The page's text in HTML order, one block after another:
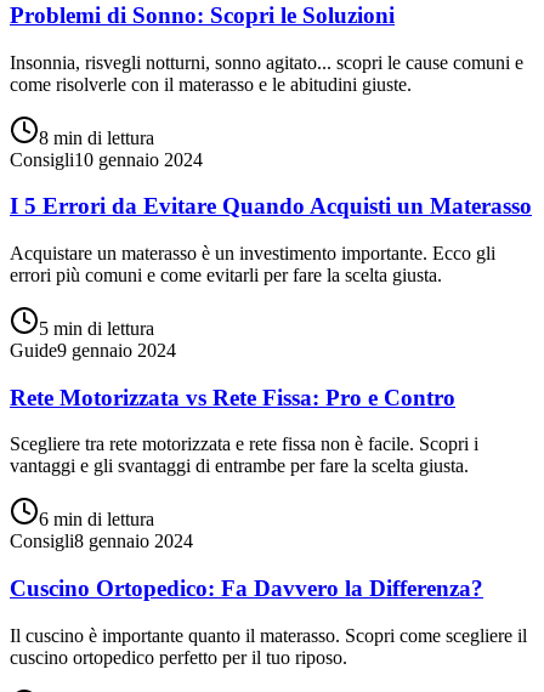
Problemi di Sonno: Scopri le Soluzioni
Insonnia, risvegli notturni, sonno agitato... scopri le cause comuni e
come risolverle con il materasso e le abitudini giuste.
8 min di lettura
Consigli10 gennaio 2024
I 5 Errori da Evitare Quando Acquisti un Materasso
Acquistare un materasso è un investimento importante. Ecco gli
errori più comuni e come evitarli per fare la scelta giusta.
5 min di lettura
Guide9 gennaio 2024
Rete Motorizzata vs Rete Fissa: Pro e Contro
Scegliere tra rete motorizzata e rete fissa non è facile. Scopri i
vantaggi e gli svantaggi di entrambe per fare la scelta giusta.
6 min di lettura
Consigli8 gennaio 2024
Cuscino Ortopedico: Fa Davvero la Differenza?
Il cuscino è importante quanto il materasso. Scopri come scegliere il
cuscino ortopedico perfetto per il tuo riposo.